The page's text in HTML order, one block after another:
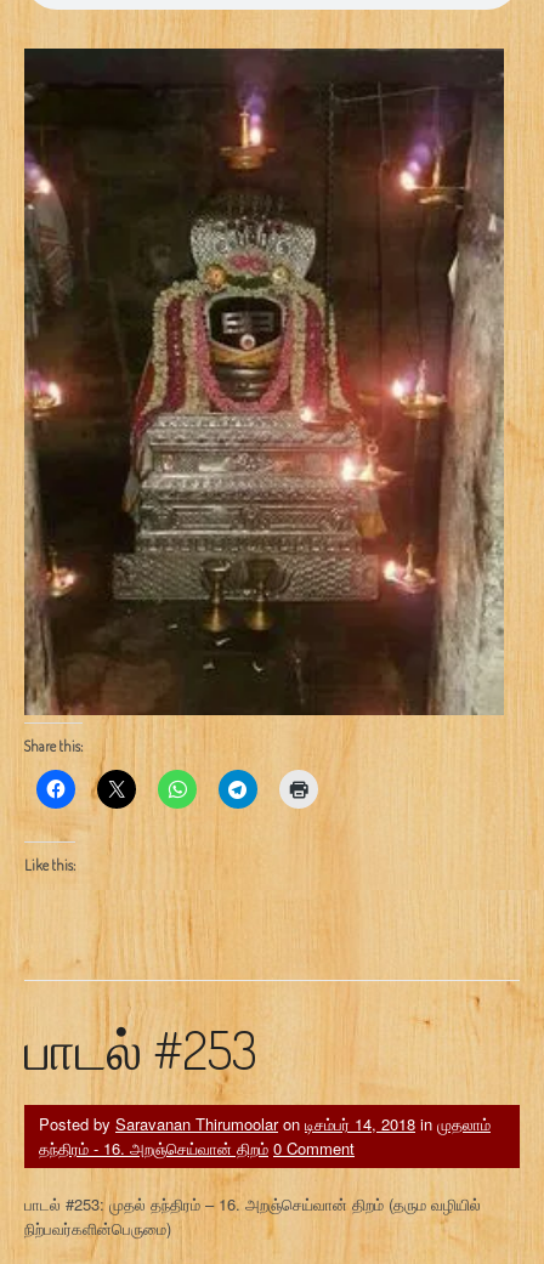
Share this:
Like this:
பாடல் #253
Posted by Saravanan Thirumoolaron டிசம்பர் 14, 2018 in முதலாம்
தந்திரம் - 16. அறஞ்செய்வான் திறம் 0 Comment
பாடல் #253: முதல் தந்திரம் – 16. அறஞ்செய்வான் திறம் (தரும வழியில்
நிற்பவர்களின்பெருமை)